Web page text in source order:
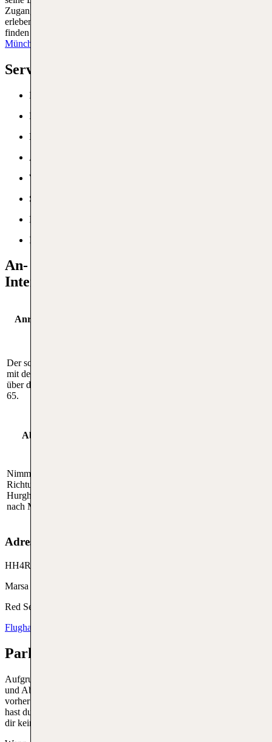
Zugangspunkt für Touristen, die die Schönheit des Roten Meeres
erleben wollen. Reisende, die nach den besten Flugrouten suchen,
finden
München nach Marsa Alam
Services am RMF
Bankschalter
Hotels
Lounges
ATM
WLAN
Shops
Kinderbereich
Infopunkt
An- und Abreise zum Marsa Alam
International
Anreise mit dem
Der schnellste Weg
mit dem Auto führt
über die Küstenstraße
65.
Abreise mit dem Auto
Nimm die Küstenstraße 65
Richtung Norden nach
Hurghada oder Richtung Süden
nach Marsa Alam.
Adresse vom RMF
HH4R+28F
Marsa Alam
Red Sea Governorate, Ägypten
Flughafenwebseite
Parken am Marsa Alam Airport
Aufgrund der Lage gibt es keine Parkmöglichkeiten. Für die An-
und Abreise zum und vom Flughafen ist es sehr empfehlenswert,
vorher einen Transfer bei Ihrem Hotel zu buchen. Auf diese Weise
hast du bei deiner Ankunft bereits einen Transfer geplant und musst
dir keine Gedanken machen, wie du deine Unterkunft erreichst.